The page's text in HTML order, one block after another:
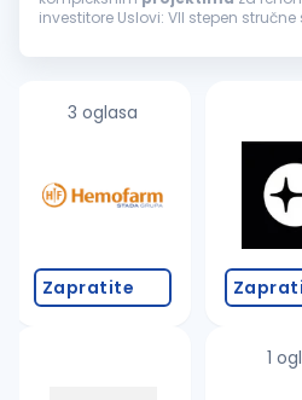
investitore Uslovi: VII stepen
samostalnog rada na
3 oglasa
Zapratite
1